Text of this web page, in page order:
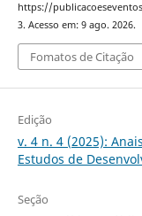
https://
3. Acesso em: 9 ago. 2026.
Fomatos de Citação
Edição
v. 4 n. 4 (2025):
Estudos de
Seção